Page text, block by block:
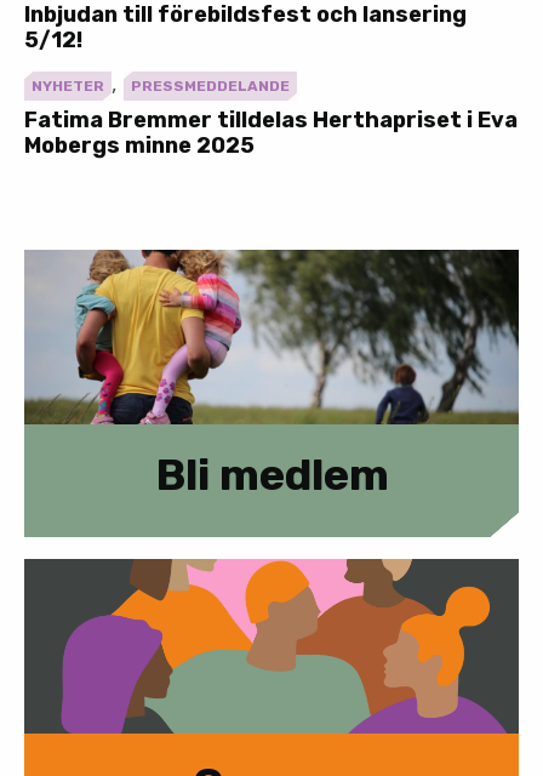
Inbjudan till förebildsfest och lansering
5/12!
NYHETER , PRESSMEDDELANDE
Fatima Bremmer tilldelas Herthapriset i Eva
Mobergs minne 2025
Bli medlem